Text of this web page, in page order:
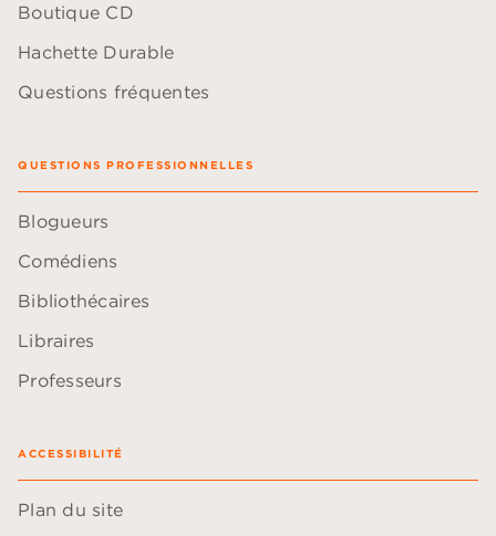
Boutique CD
Hachette Durable
Questions fréquentes
QUESTIONS PROFESSIONNELLES
Blogueurs
Comédiens
Bibliothécaires
Libraires
Professeurs
ACCESSIBILITÉ
Plan du site